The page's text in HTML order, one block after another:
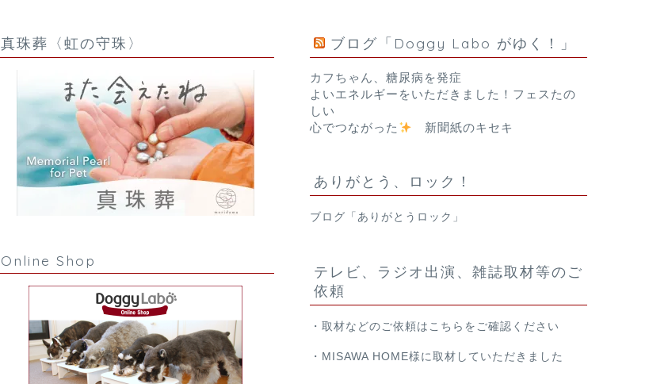
真珠葬〈虹の守珠〉
Online Shop
ブログ「Doggy Labo がゆく！」
カフちゃん、糖尿病を発症
よいエネルギーをいただきました！フェスたの
しい
心でつながった
新聞紙のキセキ
ありがとう、ロック！
ブログ「ありがとうロック」
テレビ、ラジオ出演、雑誌取材等のご
依頼
・取材などのご依頼は こちら をご確認ください
・ MISAWA HOME様 に取材していただきました